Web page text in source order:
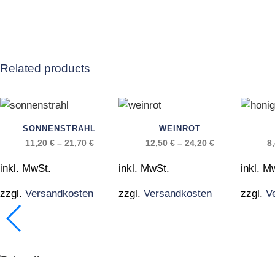
Related products
mehrere
auf.
Die
Optionen
SONNENSTRAHL
11,20 €– 21,70 €
inkl. MwSt.
zzgl. Versandkosten
mehrere
auf.
WEINROT
12,50 €– 24,20 €
inkl. MwSt.
zzgl. Versandkosten
auf.
inkl.
zzgl.